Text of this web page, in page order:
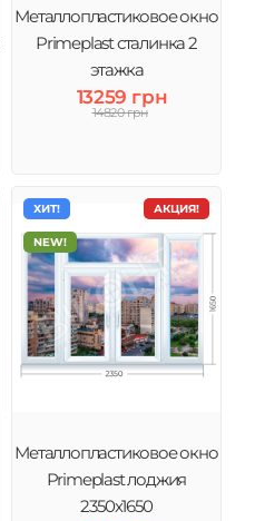
Металлопластиковое окно
Primeplast сталинка 2
этажка
13259 грн
14820 грн
АКЦИЯ!
ХИТ!
NEW!
Металлопластиковое окно
Primeplast лоджия
2350х1650